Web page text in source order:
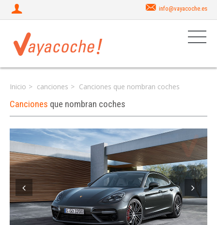
info@vayacoche.es
Inicio canciones Canciones que nombran coches
Canciones que nombran coches